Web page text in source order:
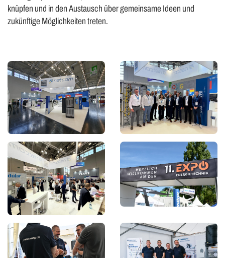
knüpfen und in den Austausch über gemeinsame Ideen und
zukünftige Möglichkeiten treten.